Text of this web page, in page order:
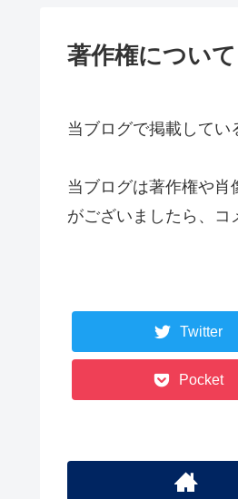
著作権について
当ブログで掲載して
当ブログは著作権や
がございましたら、
Twitter
Pocket